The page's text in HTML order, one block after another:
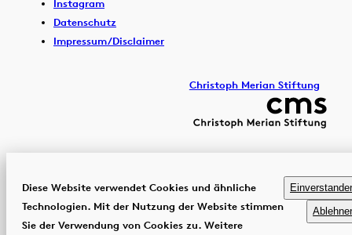
Instagram
Datenschutz
Impressum/Disclaimer
Christoph Merian Stiftung
Diese Website verwendet Cookies und ähnliche
Technologien. Mit der Nutzung der Website stimmen
Sie der Verwendung von Cookies zu. Weitere